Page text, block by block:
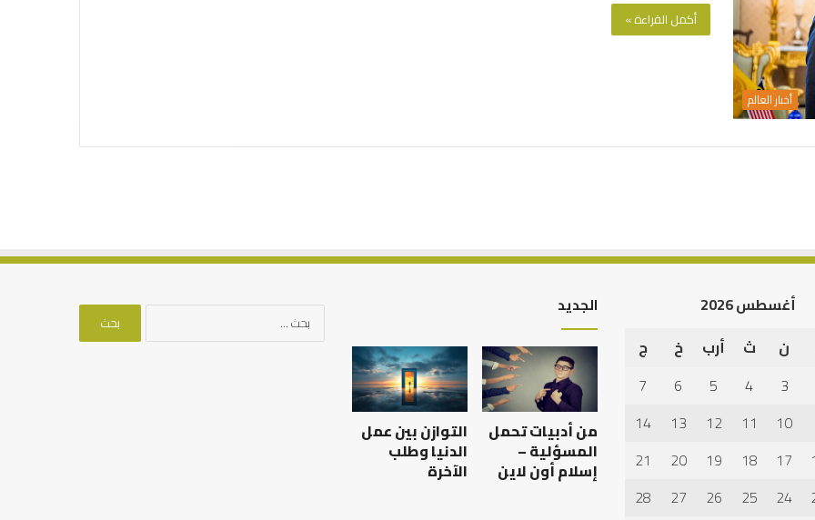
أخبار العالم
أكمل القراءة »
العبادات شخصية
أهم
أسباب
عدم
استجابة
الدعاء
أهم أسباب عدم استجابة
العلاقة
العلمية
بين
الإمام
مالك
والليث
بن
أغسطس 2026
ن ث أرب خ
ج
3
4
5
6
7
10
11
12
13
14
17
18
19
20
21
24
25
26
27
28
الجديد
من أدبيات تحمل
المسؤلية –
إسلام أون لاين
التوازن بين عمل
الدنيا وطلب
الآخرة
البحث